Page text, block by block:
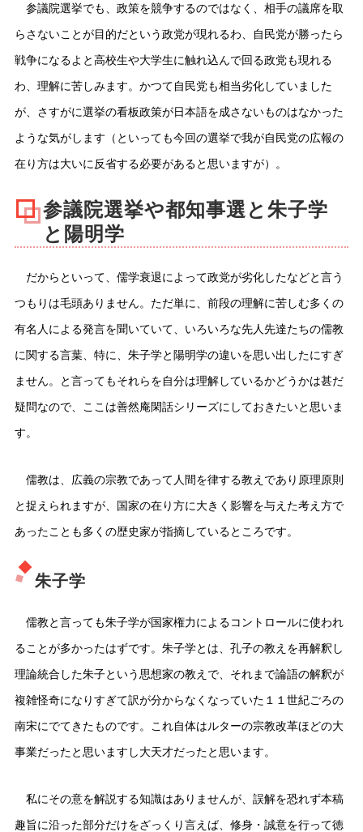
参議院選挙でも、政策を競争するのではなく、相手の議席を取
らさないことが目的だという政党が現れるわ、自民党が勝ったら
戦争になるよと高校生や大学生に触れ込んで回る政党も現れる
わ、理解に苦しみます。かつて自民党も相当劣化していました
が、さすがに選挙の看板政策が日本語を成さないものはなかった
ような気がします（といっても今回の選挙で我が自民党の広報の
在り方は大いに反省する必要があると思いますが）。
参議院選挙や都知事選と朱子学
と陽明学
だからといって、儒学衰退によって政党が劣化したなどと言う
つもりは毛頭ありません。ただ単に、前段の理解に苦しむ多くの
有名人による発言を聞いていて、いろいろな先人先達たちの儒教
に関する言葉、特に、朱子学と陽明学の違いを思い出したにすぎ
ません。と言ってもそれらを自分は理解しているかどうかは甚だ
疑問なので、ここは善然庵閑話シリーズにしておきたいと思いま
す。
儒教は、広義の宗教であって人間を律する教えであり原理原則
と捉えられますが、国家の在り方に大きく影響を与えた考え方で
あったことも多くの歴史家が指摘しているところです。
朱子学
儒教と言っても朱子学が国家権力によるコントロールに使われ
ることが多かったはずです。朱子学とは、孔子の教えを再解釈し
理論統合した朱子という思想家の教えで、それまで論語の解釈が
複雑怪奇になりすぎて訳が分からなくなっていた１１世紀ごろの
南宋にでてきたものです。これ自体はルターの宗教改革ほどの大
事業だったと思いますし大天才だったと思います。
私にその意を解説する知識はありませんが、誤解を恐れず本稿
趣旨に沿った部分だけをざっくり言えば、修身・誠意を行って徳